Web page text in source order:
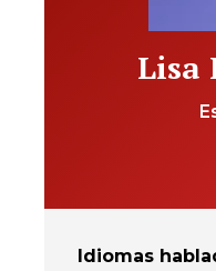
Lisa
Idiomas